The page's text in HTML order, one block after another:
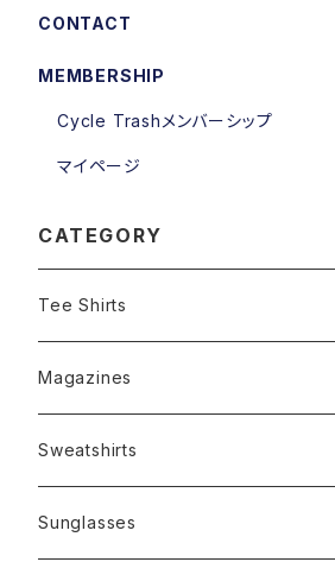
CONTACT
MEMBERSHIP
Cycle Trashメンバーシップ
マイページ
CATEGORY
Tee Shirts
Magazines
Sweatshirts
Sunglasses